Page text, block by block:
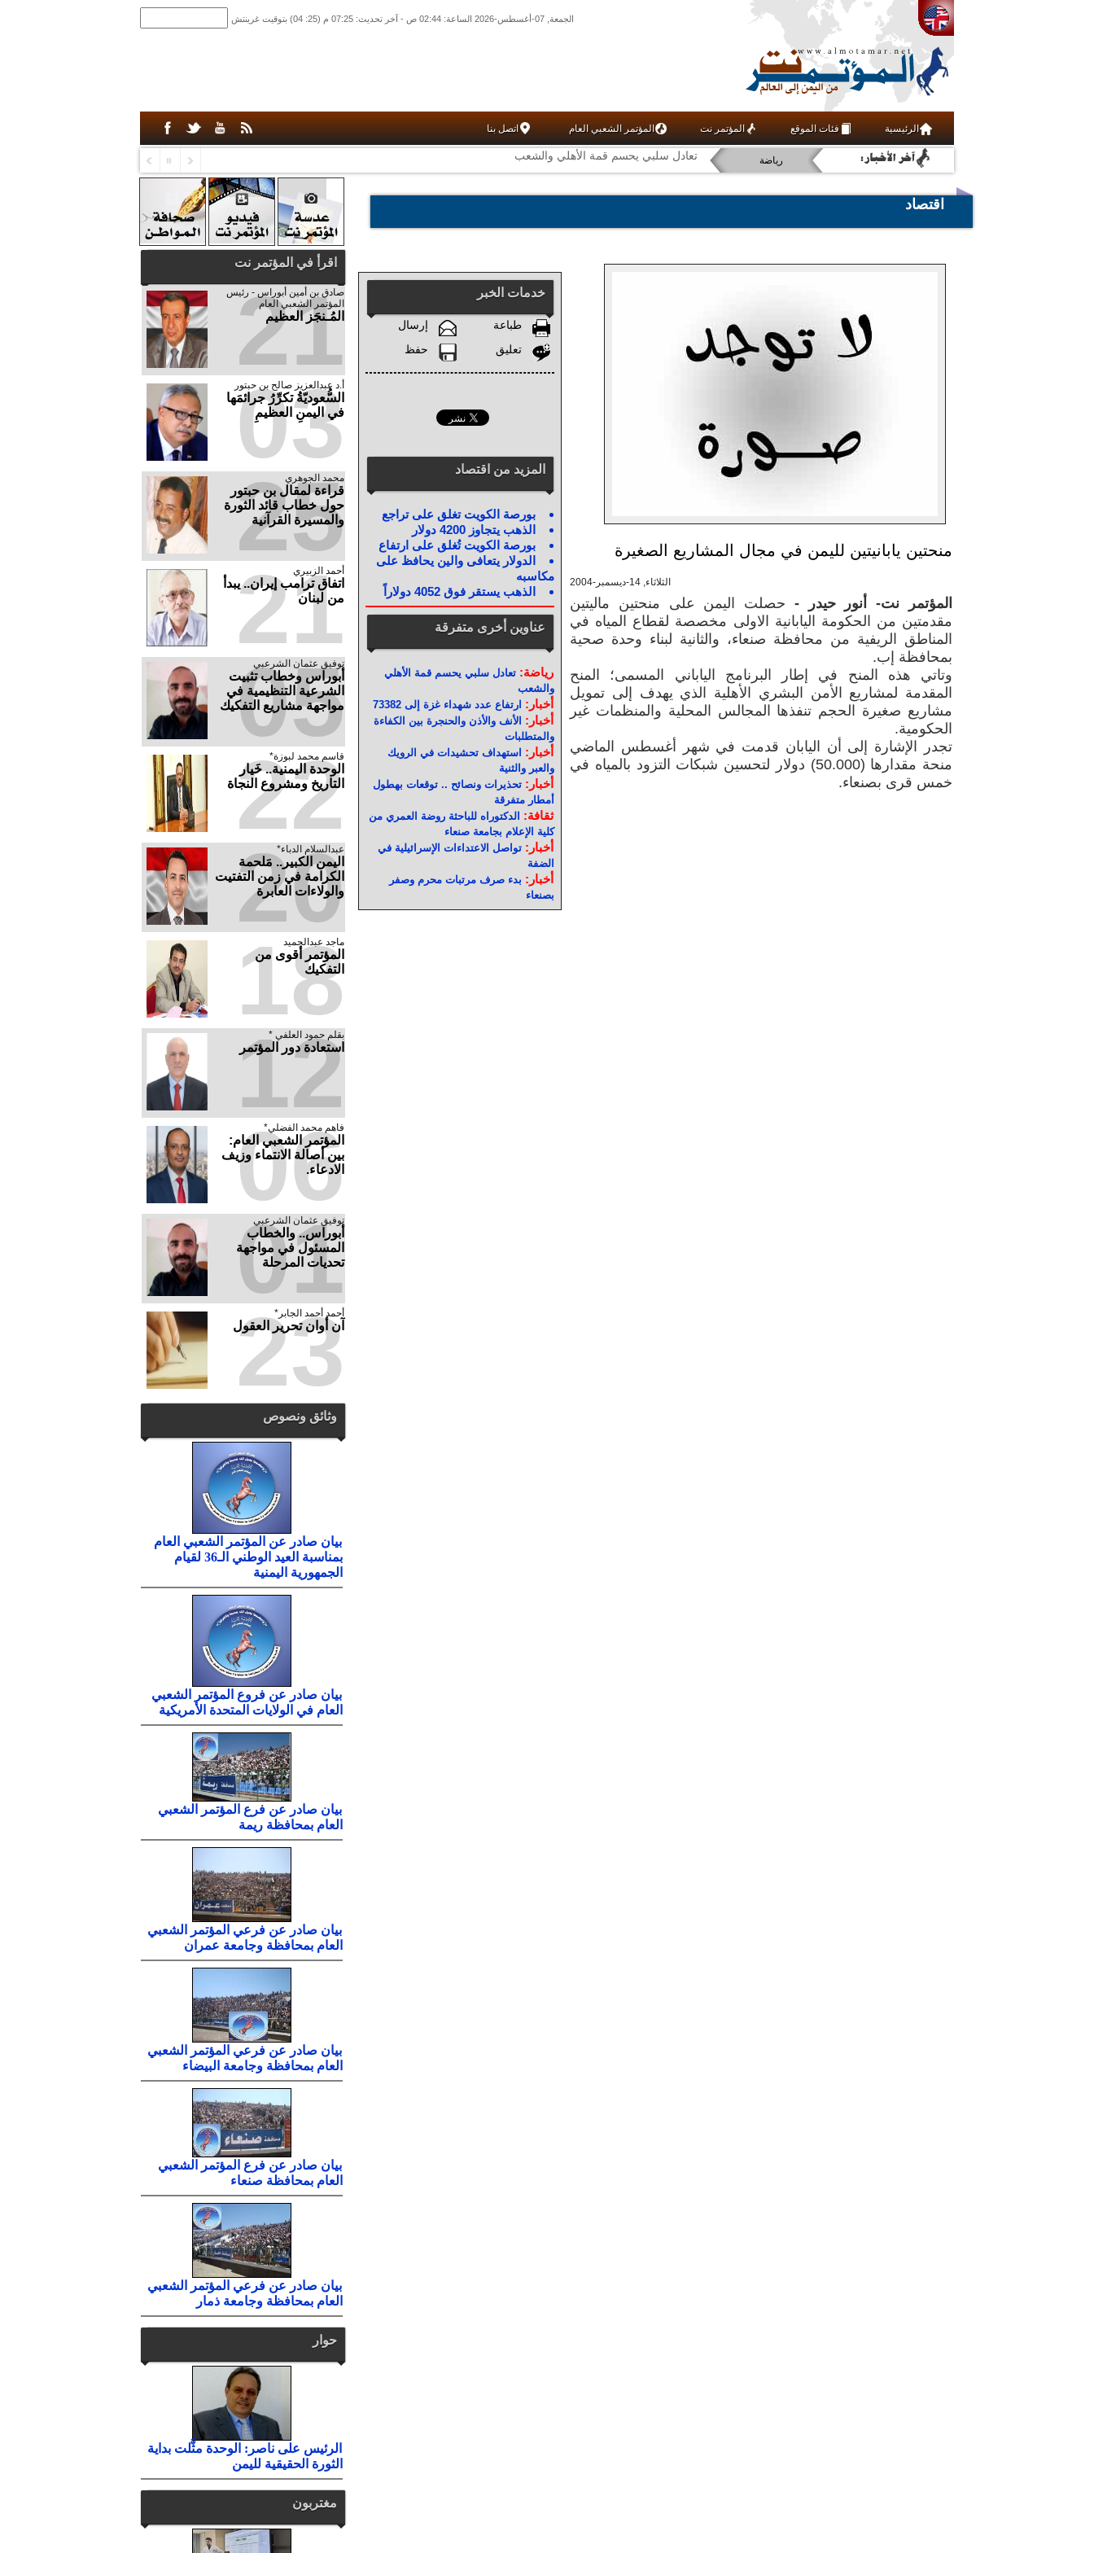
الجمعة, 07-أغسطس-2026 الساعة: 02:44 ص - آخر تحديث: 07:25 م (25: 04) بتوقيت غرينتش
الرئيسية فئات الموقع المؤتمر نت المؤتمر الشعبي العام اتصل بنا
ثقافة
رياضة تعادل سلبي يحسم قمة الأهلي والشعب
اقتصاد
خدمات الخبر
طباعة
إرسال
تعليق
حفظ
المزيد من اقتصاد
بورصة الكويت تغلق على تراجع
الذهب يتجاوز 4200 دولار
بورصة الكويت تُغلق على ارتفاع
الدولار يتعافى والين يحافظ على
مكاسبه
الذهب يستقر فوق 4052 دولاراً
عناوين أخرى متفرقة
رياضة:تعادل سلبي يحسم قمة الأهلي
والشعب
أخبار: ارتفاع عدد شهداء غزة إلى 73382
أخبار: الأنف والأذن والحنجرة بين الكفاءة
والمتطلبات
أخبار: استهداف تحشيدات في الرويك
والعبر والثنية
أخبار:تحذيرات ونصائح .. توقعات بهطول
أمطار متفرقة
ثقافة: الدكتوراه للباحثة روضة العمري من
كلية الإعلام بجامعة صنعاء
أخبار:تواصل الاعتداءات الإسرائيلية في
الضفة
أخبار: بدء صرف مرتبات محرم وصفر
بصنعاء
منحتين يابانيتين لليمن في مجال المشاريع الصغيرة
الثلاثاء, 14-ديسمبر-2004
المؤتمر نت- أنور حيدر - حصلت اليمن على منحتين ماليتين
مقدمتين من الحكومة اليابانية الاولى مخصصة لقطاع المياه في
المناطق الريفية من محافظة صنعاء، والثانية لبناء وحدة صحية
بمحافظة إب.
وتاتي هذه المنح في إطار البرنامج الياباني المسمى؛ المنح
المقدمة لمشاريع الأمن البشري الأهلية الذي يهدف إلى تمويل
مشاريع صغيرة الحجم تنفذها المجالس المحلية والمنظمات غير
الحكومية.
تجدر الإشارة إلى أن اليابان قدمت في شهر أغسطس الماضي
منحة مقدارها (50.000) دولار لتحسين شبكات التزود بالمياه في
خمس قرى بصنعاء.
اقرأ في المؤتمر نت
صادق‮ ‬بن‮ ‬أمين‮ ‬أبوراس - رئيس‮
‬المؤتمر‮ ‬الشعبي‮ ‬العام
المُـنجَز العظيم
21
أ.د عبدالعزيز صالح بن حبتور
السُّعوديّةُ تكرِّرُ جرائمَها
في اليمنِ العظيمِ
03
محمد الجوهري
قراءة لمقال بن حبتور
حول خطاب قائد الثورة
والمسيرة القرآنية
25
أحمد الزبيري
اتفاق ترامب إيران.. يبدأ
من لبنان
21
توفيق عثمان الشرعبي
أبوراس وخطاب تثبيت
الشرعية التنظيمية في
مواجهة مشاريع التفكيك
05
قاسم محمد لبوزة*
الوحدة اليمنية.. خَيار
التاريخ ومشروع النجاة
22
عبدالسلام الدباء*
​اليمن الكبير.. مَلحمة
الكرامة في زمن التفتيت
والولاءات العابرة
20
ماجد عبدالحميد
المؤتمر أقوى من
التفكيك
18
بقلم حمود العلفي *
استعادة دور المؤتمر
12
فاهم محمد الفضلي*
المؤتمر الشعبي العام:
بين أصالة الانتماء وزيف
الادعاء.
06
توفيق عثمان الشرعبي
أبوراس.. والخطاب
المسئول في مواجهة
تحديات المرحلة
01
أحمد أحمد الجابر*
آن أوان تحرير العقول
23
وثائق ونصوص
بيان صادر عن المؤتمر الشعبي العام
بمناسبة العيد الوطني الـ36 لقيام
الجمهورية اليمنية
بيان صادر عن فروع المؤتمر الشعبي
العام في الولايات المتحدة الأمريكية
بيان صادر عن فرع المؤتمر الشعبي
العام بمحافظة ريمة
بيان صادر عن فرعي المؤتمر الشعبي
العام بمحافظة وجامعة عمران
بيان صادر عن فرعي المؤتمر الشعبي
العام بمحافظة وجامعة البيضاء
بيان صادر عن فرع المؤتمر الشعبي
العام بمحافظة صنعاء
بيان صادر عن فرعي المؤتمر الشعبي
العام بمحافظة وجامعة ذمار
حوار
الرئيس على ناصر: الوحدة مثَّلت بداية
الثورة الحقيقية لليمن
مغتربون